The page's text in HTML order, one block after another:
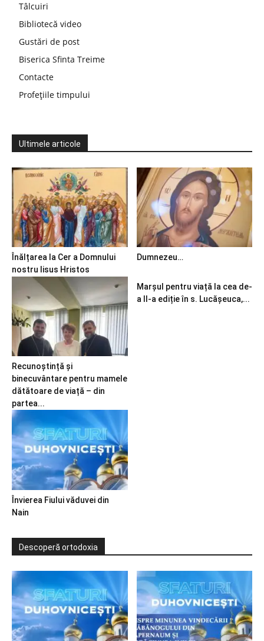
Tâlcuiri
Bibliotecă video
Gustări de post
Biserica Sfinta Treime
Contacte
Profețiile timpului
Ultimele articole
Înălțarea la Cer a Domnului
nostru Iisus Hristos
Dumnezeu…
Recunoștință și
binecuvântare pentru mamele
dătătoare de viață – din
partea...
Marșul pentru viață la cea de-
a II-a ediție în s. Lucășeuca,...
Învierea Fiului văduvei din
Nain
Descoperă ortodoxia